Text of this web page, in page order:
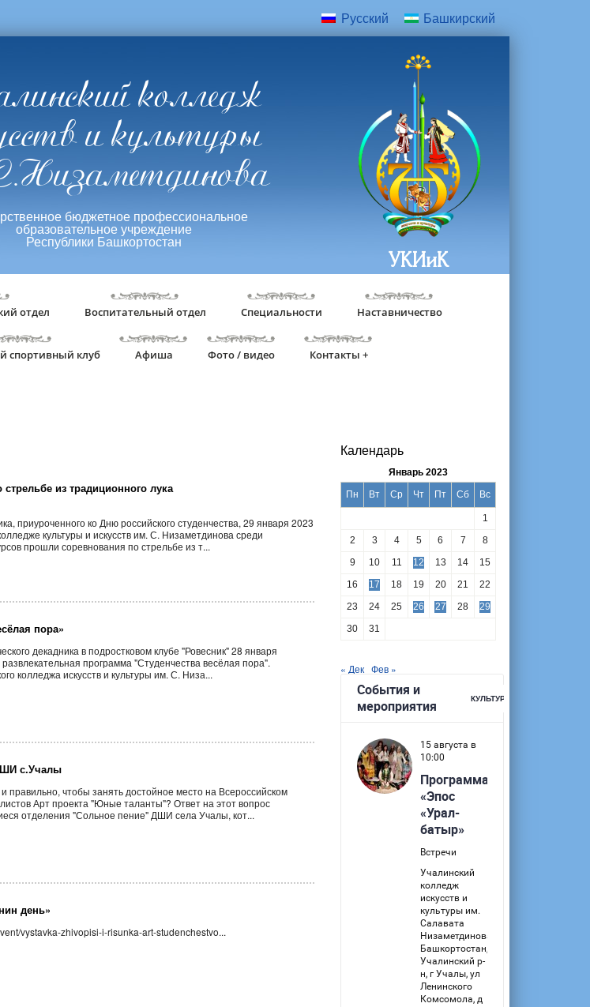
Русский Башкирский
колледж
и культуры
бюджетное профессиональное
образовательное учреждение
Республики Башкортостан
УКИиК
отдел Воспитательный отдел Специальности Наставничество
спортивный клуб Афиша Фото / видео Контакты +
из традиционного лука
приуроченного ко Дню российского студенчества, 29 января 2023
культуры и искусств им. С. Низаметдинова среди
прошли соревнования по стрельбе из т...
пора»
декадника в подростковом клубе "Ровесник" 28 января
программа "Студенчества весёлая пора".
колледжа искусств и культуры им. С. Низа...
с.Учалы
и правильно, чтобы занять достойное место на Всероссийском
Арт проекта "Юные таланты"? Ответ на этот вопрос
отделения "Сольное пение" ДШИ села Учалы, кот...
день»
vystavka-zhivopisi-i-risunka-art-studenchestvo...
Календарь
Январь 2023
Пн
Вт Ср Чт Пт Сб Вс
1
2
3 4 5 6 7
8
9
10 11 12 13 14
15
16
17 18 19 20 21
22
23
24 25 26 27 28
29
30
31
« Дек Фев »